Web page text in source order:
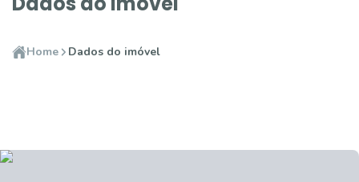
Home Dados do imóvel